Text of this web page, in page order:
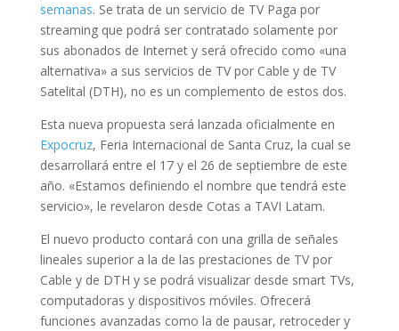
semanas. Se trata de un servicio de TV Paga por
streaming que podrá ser contratado solamente por
sus abonados de Internet y será ofrecido como «una
alternativa» a sus servicios de TV por Cable y de TV
Satelital (DTH), no es un complemento de estos dos.
Esta nueva propuesta será lanzada oficialmente en
Expocruz, Feria Internacional de Santa Cruz, la cual se
desarrollará entre el 17 y el 26 de septiembre de este
año. «Estamos definiendo el nombre que tendrá este
servicio», le revelaron desde Cotas a TAVI Latam.
El nuevo producto contará con una grilla de señales
lineales superior a la de las prestaciones de TV por
Cable y de DTH y se podrá visualizar desde smart TVs,
computadoras y dispositivos móviles. Ofrecerá
funciones avanzadas como la de pausar, retroceder y